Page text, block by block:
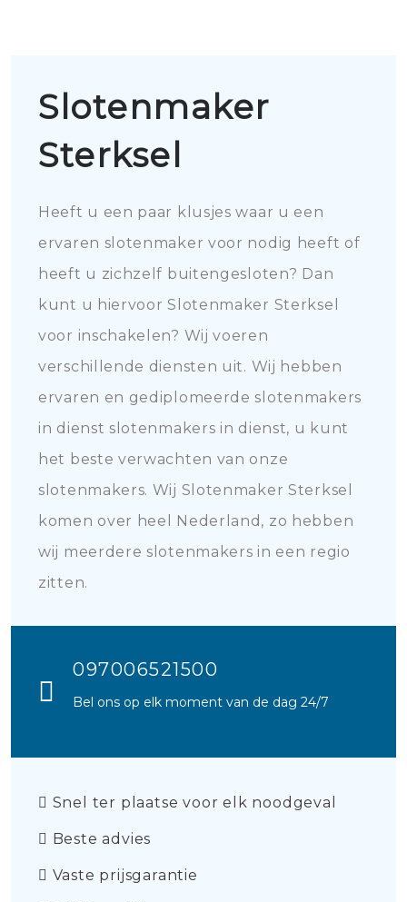
Slotenmaker
Sterksel
Heeft u een paar klusjes waar u een
ervaren slotenmaker voor nodig heeft of
heeft u zichzelf buitengesloten? Dan
kunt u hiervoor Slotenmaker Sterksel
voor inschakelen? Wij voeren
verschillende diensten uit. Wij hebben
ervaren en gediplomeerde slotenmakers
in dienst slotenmakers in dienst, u kunt
het beste verwachten van onze
slotenmakers. Wij Slotenmaker Sterksel
komen over heel Nederland, zo hebben
wij meerdere slotenmakers in een regio
zitten.
097006521500
Bel ons op elk moment van de dag 24/7
Snel ter plaatse voor elk noodgeval
Beste advies
Vaste prijsgarantie